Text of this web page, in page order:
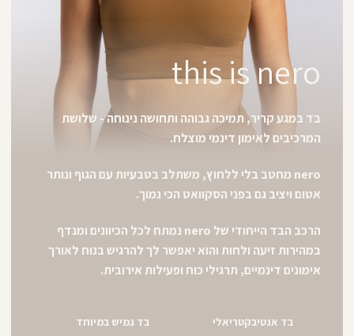
this is nero
בד במגע קריר, תמיכה גבוהה ותחושה נינוחה - שלושת
המרכיבים לאימון דינמי מוצלח.
nero מחטב בלי ללחוץ, משתלב בטבעיות עם הגוף ונותר
אטום ויציב גם בפני הסקוואט הכי נמוך.
הרכב הבד הייחודי של nero נמתח לכל הכיוונים ומנדף
במהירות זיעה ולחות והוא יאפשר לך להרגיש בנוח לאורך
אימונים דינמיים, תרגילי כוח ופעילות אירובית.
בד אנטיבקטריאלי בד גמיש במיוחד